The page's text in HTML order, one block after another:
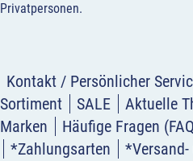
Privatpersonen.
Kontakt / Persönlicher
Sortiment
SALE Aktuelle
Marken
Häufige Fragen
*Zahlungsarten